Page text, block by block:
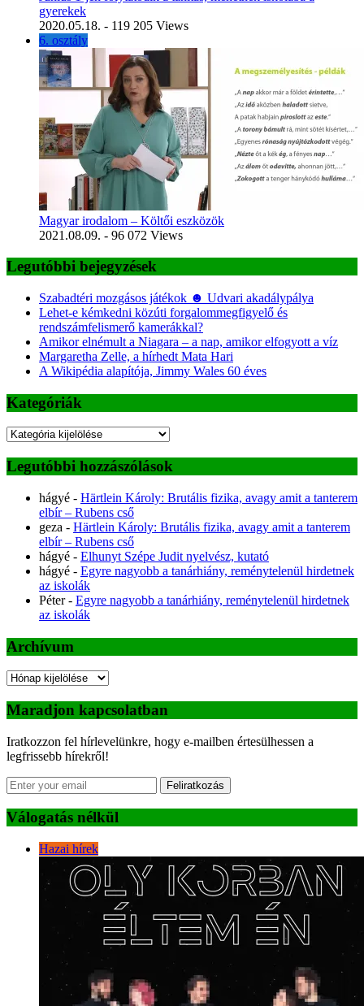
gyerekek
2020.05.18. - 119 205 Views
6. osztály
Magyar irodalom – Költői eszközök
2021.08.09. - 96 072 Views
Legutóbbi bejegyzések
Szabadtéri mozgásos játékok ☻ Udvari akadálypálya
Lehet-e kémkedni közúti forgalommegfigyelő és
rendszámfelismerő kamerákkal?
Amikor elnémult a Niagara – a nap, amikor elfogyott a víz
Margaretha Zelle, a hírhedt Mata Hari
A Wikipédia alapítója, Jimmy Wales 60 éves
Kategóriák
Kategóriák
Legutóbbi hozzászólások
hágyé - Härtlein Károly: Brutális fizika, avagy amit a tanterem
elbír – Rubens cső
geza - Härtlein Károly: Brutális fizika, avagy amit a tanterem
elbír – Rubens cső
hágyé - Elhunyt Szépe Judit nyelvész, kutató
hágyé - Egyre nagyobb a tanárhiány, reménytelenül hirdetnek
az iskolák
Péter- Egyre nagyobb a tanárhiány, reménytelenül hirdetnek
az iskolák
Archívum
Archívum
Maradjon kapcsolatban
Iratkozzon fel hírlevelünkre, hogy e-mailben értesülhessen a
legfrissebb hírekről!
Feliratkozás
Válogatás nélkül
Hazai hírek